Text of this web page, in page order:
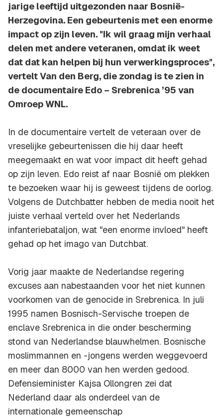
jarige leeftijd uitgezonden naar Bosnië-
Herzegovina. Een gebeurtenis met een enorme
impact op zijn leven. "Ik wil graag mijn verhaal
delen met andere veteranen, omdat ik weet
dat dat kan helpen bij hun verwerkingsproces",
vertelt Van den Berg, die zondag is te zien in
de documentaire Edo – Srebrenica ’95 van
Omroep WNL.
In de documentaire vertelt de veteraan over de
vreselijke gebeurtenissen die hij daar heeft
meegemaakt en wat voor impact dit heeft gehad
op zijn leven. Edo reist af naar Bosnië om plekken
te bezoeken waar hij is geweest tijdens de oorlog.
Volgens de Dutchbatter hebben de media nooit het
juiste verhaal verteld over het Nederlands
infanteriebataljon, wat "een enorme invloed" heeft
gehad op het imago van Dutchbat.
Vorig jaar maakte de Nederlandse regering
excuses aan nabestaanden voor het niet kunnen
voorkomen van de genocide in Srebrenica. In juli
1995 namen Bosnisch-Servische troepen de
enclave Srebrenica in die onder bescherming
stond van Nederlandse blauwhelmen. Bosnische
moslimmannen en -jongens werden weggevoerd
en meer dan 8000 van hen werden gedood.
Defensieminister Kajsa Ollongren zei dat
Nederland daar als onderdeel van de
internationale gemeenschap